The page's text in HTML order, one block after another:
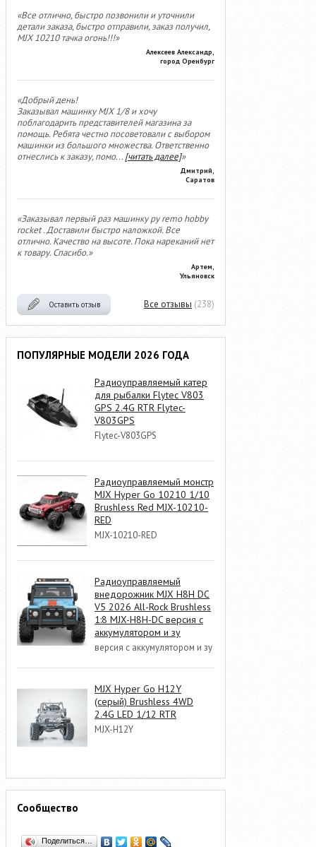
«Все отлично, быстро позвонили и уточнили
детали заказа, быстро отправили, заказ получил,
MJX 10210 тачка огонь!!!»
Алексеев Александр,
город Оренбург
«Добрый день!
Заказывал машинку MJX 1/8 и хочу
поблагодарить представителей магазина за
помощь. Ребята честно посоветовали с выбором
машинки из большого множества. Ответственно
отнеслись к заказу, помо...[читать далее]»
Дмитрий,
Саратов
«Заказывал первый раз машинку ру remo hobby
rocket . Доставили быстро наложкой. Все
отлично. Качество на высоте. Пока нареканий нет
к товару. Спасибо.»
Артем,
Ульяновск
Оставить отзыв Все отзывы (238)
ПОПУЛЯРНЫЕ МОДЕЛИ 2026 ГОДА
Радиоуправляемый катер
для рыбалки Flytec V803
GPS 2.4G RTR Flytec-
V803GPS
Flytec-V803GPS
Радиоуправляемый монстр
MJX Hyper Go 10210 1/10
Brushless Red MJX-10210-
RED
MJX-10210-RED
Радиоуправляемый
внедорожник MJX H8H DC
V5 2026 All-Rock Brushless
1:8 MJX-H8H-DC версия с
аккумулятором и зу
версия с аккумулятором и зу
MJX Hyper Go H12Y
(серый) Brushless 4WD
2.4G LED 1/12 RTR
MJX-H12Y
Сообщество
Поделиться…